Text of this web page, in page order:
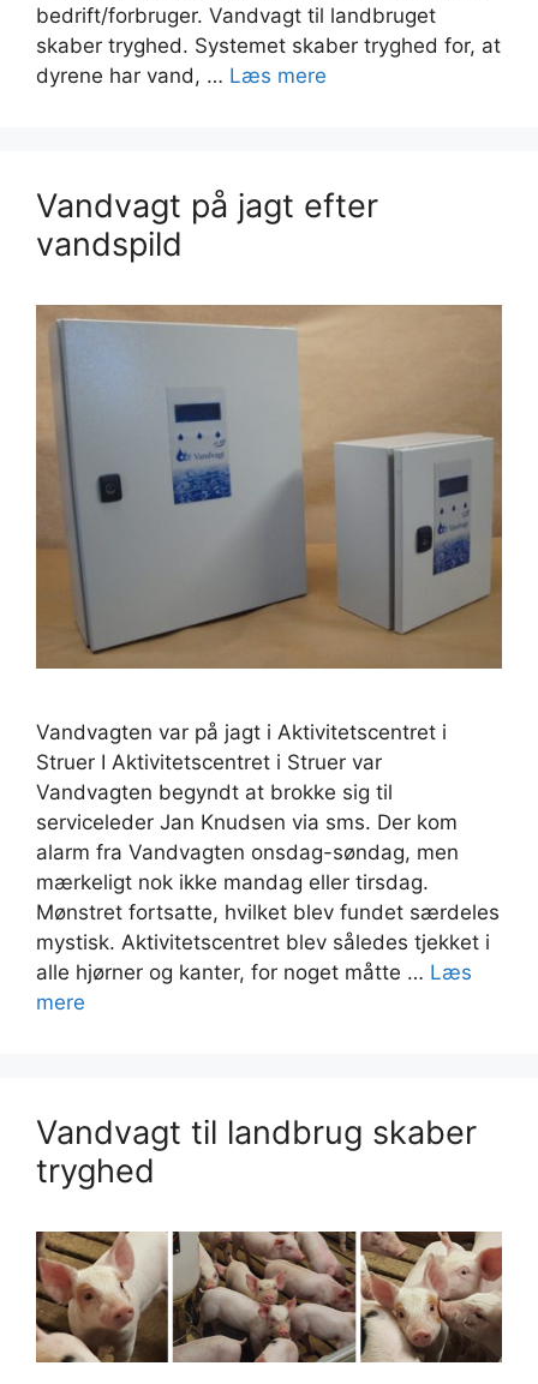
bedrift/forbruger. Vandvagt til landbruget
skaber tryghed. Systemet skaber tryghed for, at
dyrene har vand, … Læs mere
Vandvagt på jagt efter
vandspild
Vandvagten var på jagt i Aktivitetscentret i
Struer I Aktivitetscentret i Struer var
Vandvagten begyndt at brokke sig til
serviceleder Jan Knudsen via sms. Der kom
alarm fra Vandvagten onsdag-søndag, men
mærkeligt nok ikke mandag eller tirsdag.
Mønstret fortsatte, hvilket blev fundet særdeles
mystisk. Aktivitetscentret blev således tjekket i
alle hjørner og kanter, for noget måtte … Læs
mere
Vandvagt til landbrug skaber
tryghed